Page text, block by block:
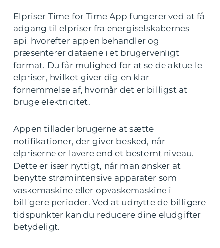
Elpriser Time for Time App fungerer ved at få
adgang til elpriser fra energiselskabernes
api, hvorefter appen behandler og
præsenterer dataene i et brugervenligt
format. Du får mulighed for at se de aktuelle
elpriser, hvilket giver dig en klar
fornemmelse af, hvornår det er billigst at
bruge elektricitet.
Appen tillader brugerne at sætte
notifikationer, der giver besked, når
elpriserne er lavere end et bestemt niveau.
Dette er især nyttigt, når man ønsker at
benytte strømintensive apparater som
vaskemaskine eller opvaskemaskine i
billigere perioder. Ved at udnytte de billigere
tidspunkter kan du reducere dine eludgifter
betydeligt.